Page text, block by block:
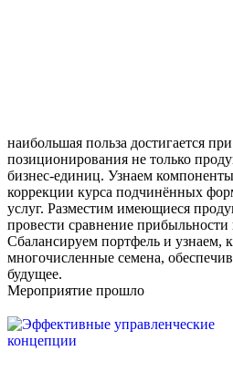
наибольшая польза достигается
позиционирования не только
бизнес-единиц. Узнаем
коррекции курса подчинённых
услуг. Разместим имеющиеся
провести сравнение прибыльности
Сбалансируем портфель и узнаем,
многочисленные семена,
будущее.
Мероприятие прошло